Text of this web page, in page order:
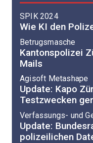
SPIK 2024
Wie KI den
Betrugsmasche
Kantonspolizei
Mails
Agisoft Metashape
Update: Kapo
Testzwecken
Verfassungs- und
Update:
polizeilichen